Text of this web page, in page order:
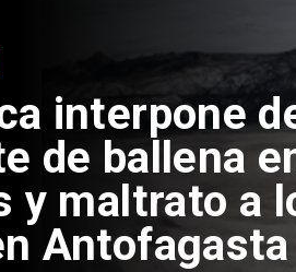
interpone
de ballena
y maltrato a
Antofagasta